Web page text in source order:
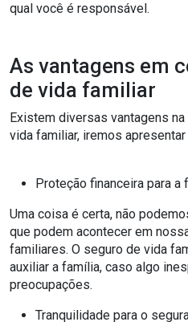
qual você é responsável.
As vantagens em
de vida familiar
Existem diversas vantagens
vida familiar, iremos
Proteção financeira para a
Uma coisa é certa, não
que podem acontecer em
familiares. O seguro de vida
auxiliar a família, caso algo
preocupações.
Tranquilidade para o